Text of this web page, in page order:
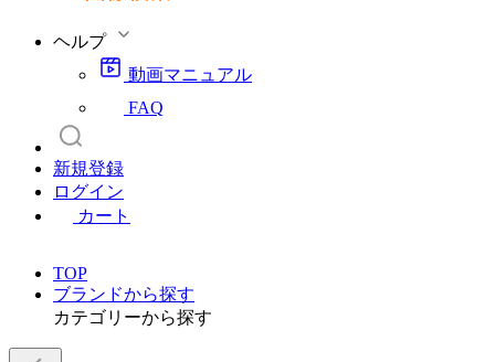
ヘルプ
動画マニュアル
FAQ
新規登録
ログイン
カート
TOP
ブランドから探す
カテゴリーから探す